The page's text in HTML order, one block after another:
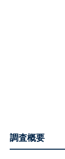
調査概要